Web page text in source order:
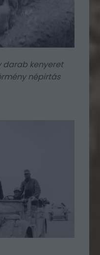
darab kenyeret
népirtás